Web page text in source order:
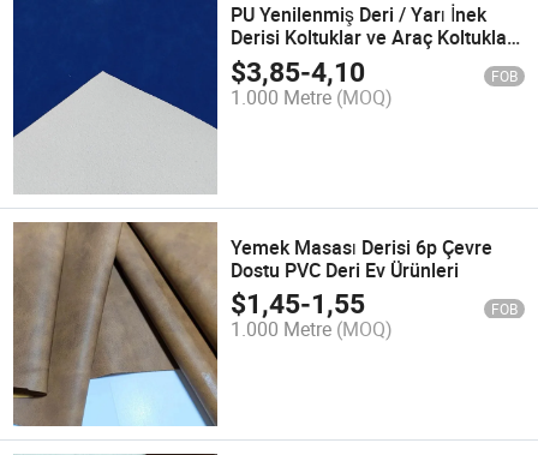
PU Yenilenmiş Deri / Yarı İnek
Derisi Koltuklar ve Araç Koltukları
için
$3,85-4,10 FOB
1.000 Metre (MOQ)
Yemek Masası Derisi 6p Çevre
Dostu PVC Deri Ev Ürünleri
$1,45-1,55 FOB
1.000 Metre (MOQ)